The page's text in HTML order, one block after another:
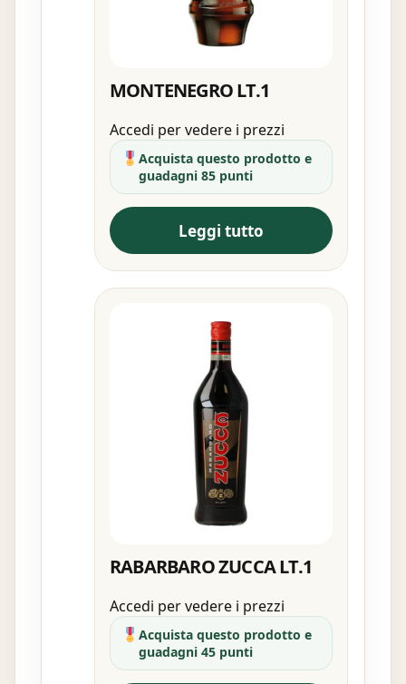
MONTENEGRO LT.1
Accedi per vedere i prezzi
Acquista questo prodotto e
guadagni 85 punti
Leggi tutto
RABARBARO ZUCCA LT.1
Accedi per vedere i prezzi
Acquista questo prodotto e
guadagni 45 punti